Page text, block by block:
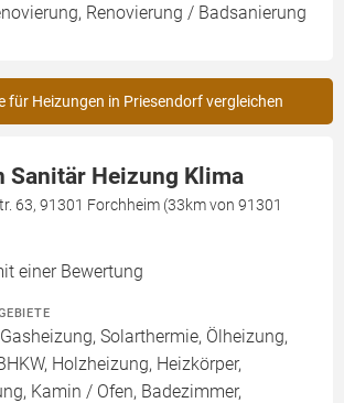
Renovierung / Badsanierung
für Heizungen in Priesendorf vergleichen
Sanitär Heizung Klima
63, 91301 Forchheim (33km von 91301
einer Bewertung
Solarthermie, Ölheizung,
Holzheizung, Heizkörper,
Kamin / Ofen, Badezimmer,